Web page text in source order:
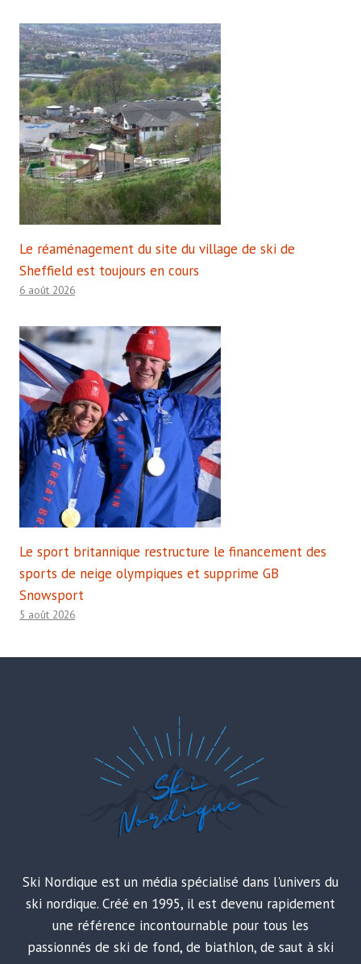
Le réaménagement du site du village de ski de
Sheffield est toujours en cours
6 août 2026
Le sport britannique restructure le financement des
sports de neige olympiques et supprime GB
Snowsport
5 août 2026
Ski Nordique est un média spécialisé dans l'univers du
ski nordique. Créé en 1995, il est devenu rapidement
une référence incontournable pour tous les
passionnés de ski de fond, de biathlon, de saut à ski